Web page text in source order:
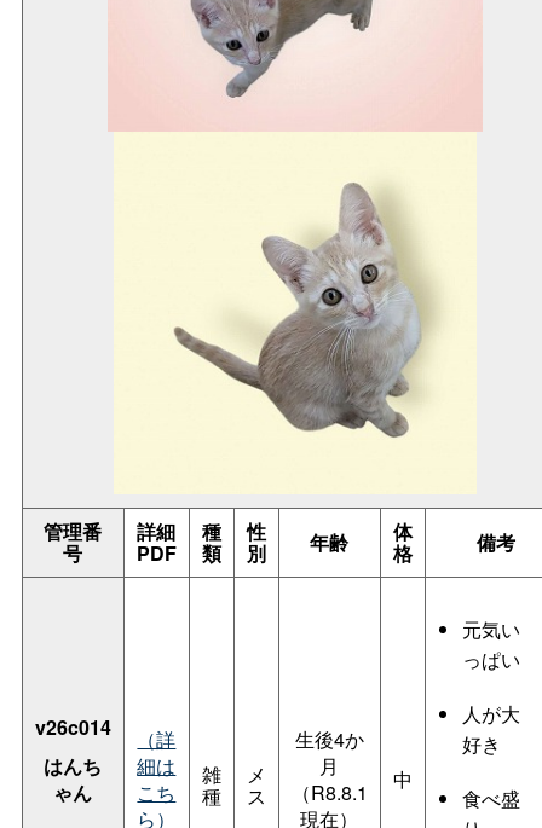
管理番
号
詳細
PDF
種
類
性
別 年齢 体
格 備考
v26c014
はんち
ゃん
（詳
細は
こち
ら）
雑
種
メ
ス
生後4か
月
（R8.8.1
現在）
中
元気い
っぱい
人が大
好き
食べ盛